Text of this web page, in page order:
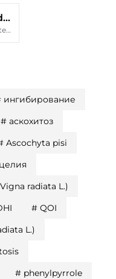
V.Mamedova
Termiz agrotexnologiyalar va innovatsion rivojlanish instituti
ингибирование
# аскохитоз
Ascochyta pisi
radiata L.)
# QOI
L.)
# phenylpyrrole